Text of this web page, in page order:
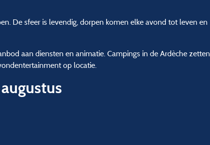
De sfeer is levendig, dorpen komen elke avond tot leven en
aan diensten en animatie. Campings in de Ardèche zetten
op locatie.